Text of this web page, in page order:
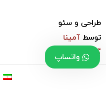
طراحی و سئو
توسط آمینا
گروپ واتساپ